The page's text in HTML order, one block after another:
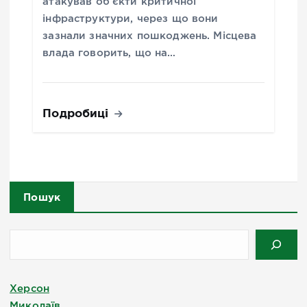
інфраструктури, через що вони
зазнали значних пошкоджень. Місцева
влада говорить, що на…
Подробиці
Пошук
Херсон